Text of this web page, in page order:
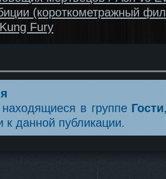
(короткометражный
Fury
в группе Гости
к данной публикации.